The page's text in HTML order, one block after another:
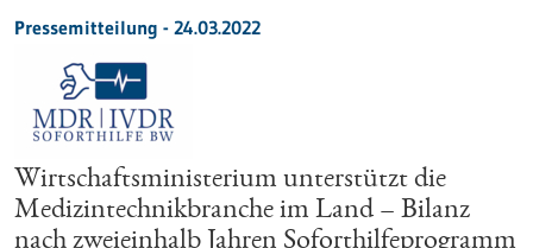
Pressemitteilung - 24.03.2022
Wirtschaftsministerium unterstützt die
Medizintechnikbranche im Land – Bilanz
nach zweieinhalb Jahren Soforthilfeprogramm